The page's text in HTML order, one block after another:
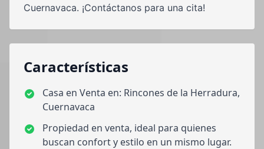
Cuernavaca. ¡Contáctanos para una cita!
Características
Casa en Venta en: Rincones de la Herradura,
Cuernavaca
Propiedad en venta, ideal para quienes
buscan confort y estilo en un mismo lugar.